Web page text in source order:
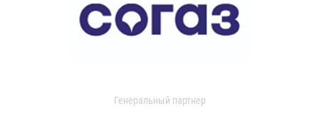
Генеральный партнер